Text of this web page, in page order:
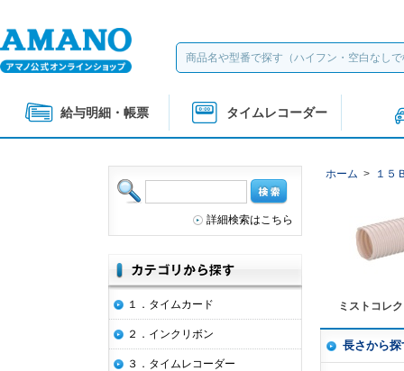
給与明細・帳票 タイムレコーダー
ホーム > １５
ミストコレ
長さから探
詳細検索はこちら
１．タイムカード
２．インクリボン
３．タイムレコーダー